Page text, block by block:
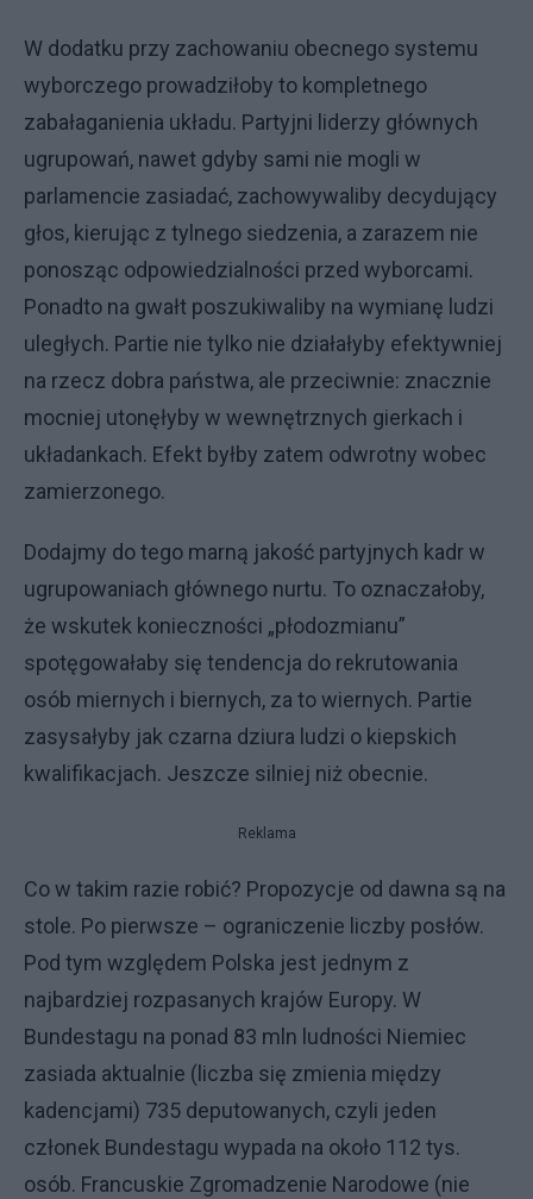
W dodatku przy zachowaniu obecnego systemu
wyborczego prowadziłoby to kompletnego
zabałaganienia układu. Partyjni liderzy głównych
ugrupowań, nawet gdyby sami nie mogli w
parlamencie zasiadać, zachowywaliby decydujący
głos, kierując z tylnego siedzenia, a zarazem nie
ponosząc odpowiedzialności przed wyborcami.
Ponadto na gwałt poszukiwaliby na wymianę ludzi
uległych. Partie nie tylko nie działałyby efektywniej
na rzecz dobra państwa, ale przeciwnie: znacznie
mocniej utonęłyby w wewnętrznych gierkach i
układankach. Efekt byłby zatem odwrotny wobec
zamierzonego.
Dodajmy do tego marną jakość partyjnych kadr w
ugrupowaniach głównego nurtu. To oznaczałoby,
że wskutek konieczności „płodozmianu”
spotęgowałaby się tendencja do rekrutowania
osób miernych i biernych, za to wiernych. Partie
zasysałyby jak czarna dziura ludzi o kiepskich
kwalifikacjach. Jeszcze silniej niż obecnie.
Reklama
Co w takim razie robić? Propozycje od dawna są na
stole. Po pierwsze – ograniczenie liczby posłów.
Pod tym względem Polska jest jednym z
najbardziej rozpasanych krajów Europy. W
Bundestagu na ponad 83 mln ludności Niemiec
zasiada aktualnie (liczba się zmienia między
kadencjami) 735 deputowanych, czyli jeden
członek Bundestagu wypada na około 112 tys.
osób. Francuskie Zgromadzenie Narodowe (nie